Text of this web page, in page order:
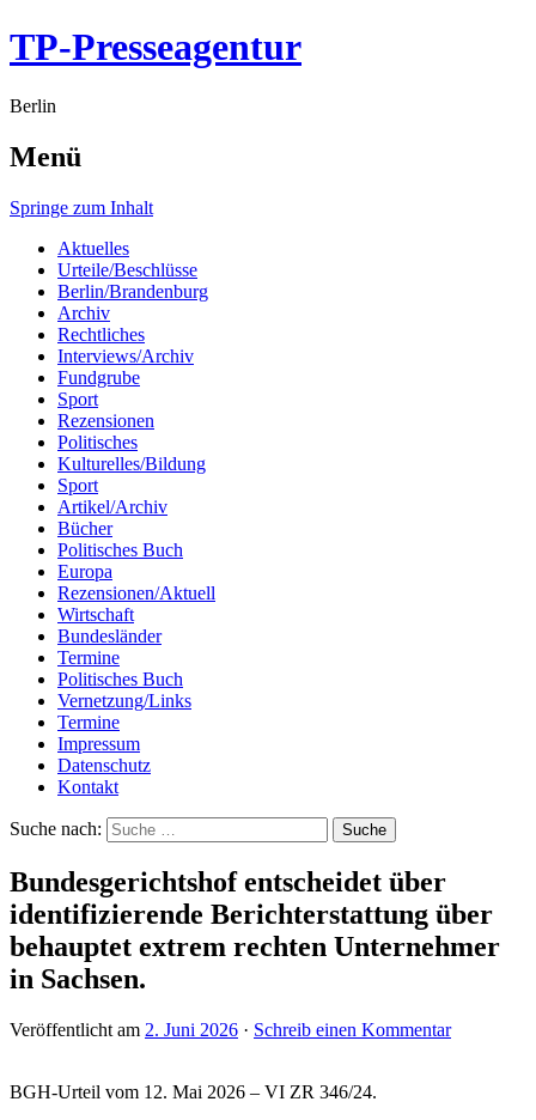
TP-Presseagentur
Berlin
Menü
Springe zum Inhalt
Aktuelles
Urteile/Beschlüsse
Berlin/Brandenburg
Archiv
Rechtliches
Interviews/Archiv
Fundgrube
Sport
Rezensionen
Politisches
Kulturelles/Bildung
Sport
Artikel/Archiv
Bücher
Politisches Buch
Europa
Rezensionen/Aktuell
Wirtschaft
Bundesländer
Termine
Politisches Buch
Vernetzung/Links
Termine
Impressum
Datenschutz
Kontakt
Suche nach:
Bundesgerichtshof entscheidet über
identifizierende Berichterstattung über
behauptet extrem rechten Unternehmer
in Sachsen.
Veröffentlicht am 2. Juni 2026 · Schreib einen Kommentar
BGH-Urteil vom 12. Mai 2026 – VI ZR 346/24.